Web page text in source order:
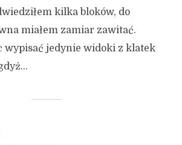
kilka bloków, do
miałem zamiar zawitać.
wypisać jedynie widoki z klatek